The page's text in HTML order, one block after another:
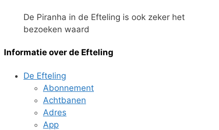
De Piranha in de Efteling is ook zeker het
bezoeken waard
Informatie over de Efteling
De Efteling
Abonnement
Achtbanen
Adres
App